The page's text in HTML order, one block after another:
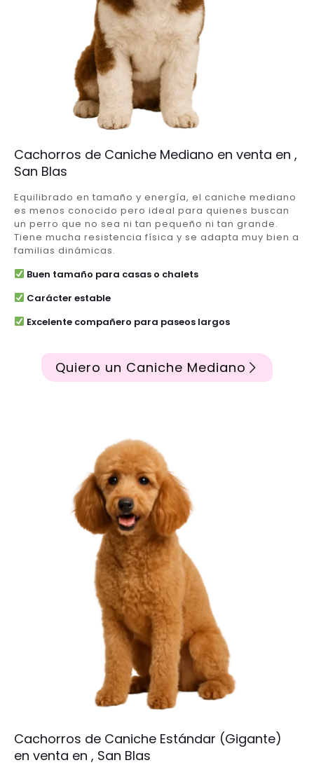
Cachorros de Caniche Mediano en venta en ,
San Blas
Equilibrado en tamaño y energía, el caniche mediano
es menos conocido pero ideal para quienes buscan
un perro que no sea ni tan pequeño ni tan grande.
Tiene mucha resistencia física y se adapta muy bien a
familias dinámicas.
Buen tamaño para casas o chalets
Carácter estable
Excelente compañero para paseos largos
Quiero un Caniche Mediano
Cachorros de Caniche Estándar (Gigante)
en venta en , San Blas